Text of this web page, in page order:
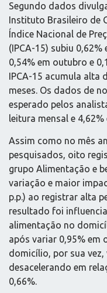
Segundo dados
Instituto Brasileiro de
Índice Nacional de
(IPCA-15) subiu
0,54% em outubro e
IPCA-15 acumula alta
meses. Os dados de
esperado pelos
leitura mensal e 4,62%
Assim como no mês
pesquisados, oito
grupo Alimentação e
variação e maior
p.p.) ao registrar alta
resultado foi
alimentação no
após variar 0,95% em
domicílio, por sua
desacelerando em
0,66%.